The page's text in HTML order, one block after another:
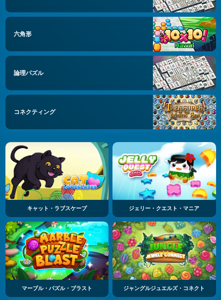
六角形
論理パズル
コネクティング
キャット・ラブスケープ ジェリー・クエスト・マニア
マーブル・パズル・ブラスト ジャングルジュエルズ・コネクト